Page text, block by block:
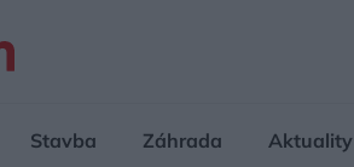
Stavba Záhrada Aktuality